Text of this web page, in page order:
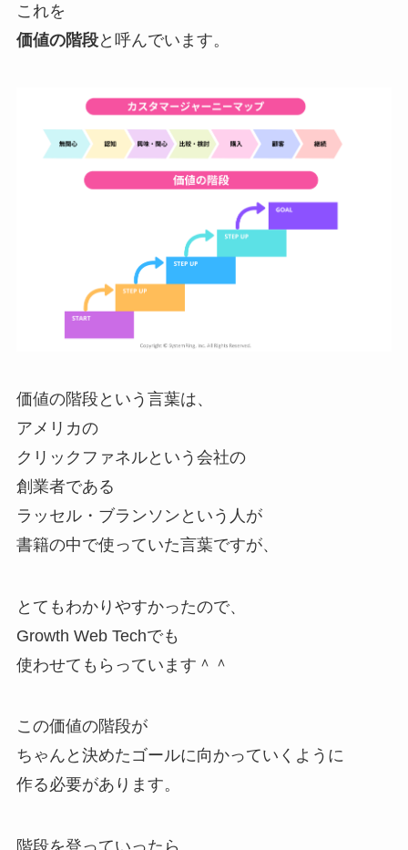
これを
価値の階段と呼んでいます。
価値の階段という言葉は、
アメリカの
クリックファネルという会社の
創業者である
ラッセル・ブランソンという人が
書籍の中で使っていた言葉ですが、
とてもわかりやすかったので、
Growth Web Techでも
使わせてもらっています＾＾
この価値の階段が
ちゃんと決めたゴールに向かっていくように
作る必要があります。